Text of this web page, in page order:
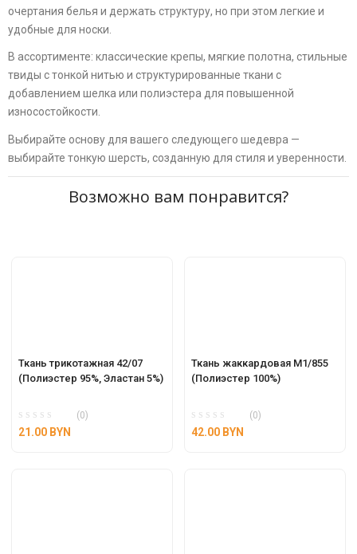
очертания белья и держать структуру, но при этом легкие и
удобные для носки.
В ассортименте: классические крепы, мягкие полотна, стильные
твиды с тонкой нитью и структурированные ткани с
добавлением шелка или полиэстера для повышенной
износостойкости.
Выбирайте основу для вашего следующего шедевра —
выбирайте тонкую шерсть, созданную для стиля и уверенности.
Возможно вам понравится?
Ткань трикотажная 42/07
(Полиэстер 95%, Эластан 5%)
(0)
21.00 BYN
Ткань жаккардовая M1/855
(Полиэстер 100%)
(0)
42.00 BYN